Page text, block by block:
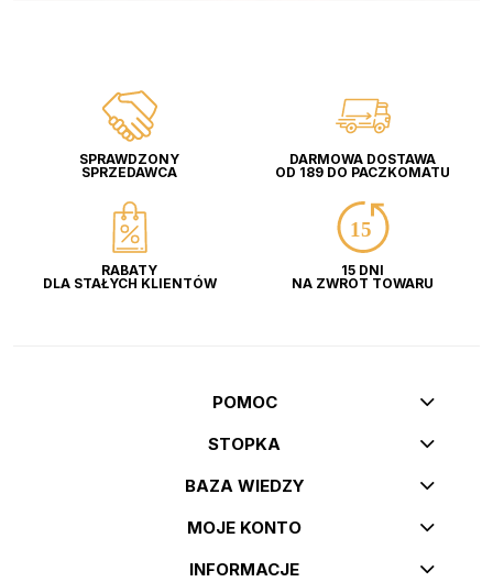
SPRAWDZONY
SPRZEDAWCA
DARMOWA DOSTAWA
OD 189 DO PACZKOMATU
RABATY
DLA STAŁYCH KLIENTÓW
15 DNI
NA ZWROT TOWARU
POMOC
STOPKA
BAZA WIEDZY
MOJE KONTO
INFORMACJE